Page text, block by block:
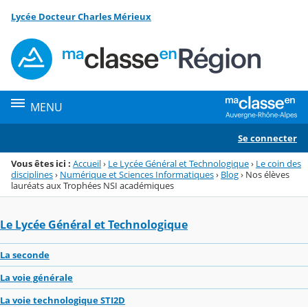
Menu de la rubrique
Contenu
Lycée Docteur Charles Mérieux
MENU
Se connecter
Vous êtes ici : Accueil› Le Lycée Général et Technologique› Le coin des
disciplines› Numérique et Sciences Informatiques› Blog› Nos élèves
lauréats aux Trophées NSI académiques
Le Lycée Général et Technologique
La seconde
La voie générale
La voie technologique STI2D